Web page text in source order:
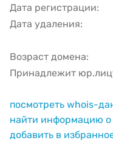
Дата регистрации:
Дата удаления:
Возраст домена:
Принадлежит
посмотреть whois-
найти информацию о
добавить в